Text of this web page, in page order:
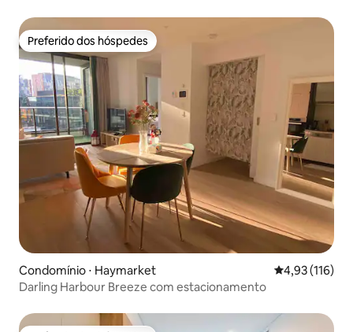
Preferido dos hóspedes
Preferido dos hóspedes
Condomínio ⋅ Haymarket 4,93 de uma
4,93 (116)
Darling Harbour Breeze com estacionamento